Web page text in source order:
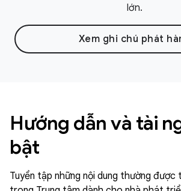
lớn.
Xem ghi chú phát
Hướng dẫn và tài
bật
Tuyển tập những nội dung thường được